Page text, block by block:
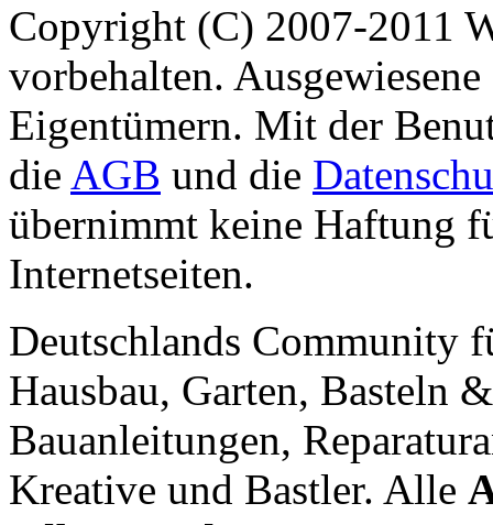
Copyright (C) 2007-2011
vorbehalten.
Eigentümern. Mit der
die AGB und die
übernimmt keine Haftung
Internetseiten.
Deutschlands Community
Hausbau, Garten, Basteln
Bauanleitungen,
Kreative und Bastler. Alle